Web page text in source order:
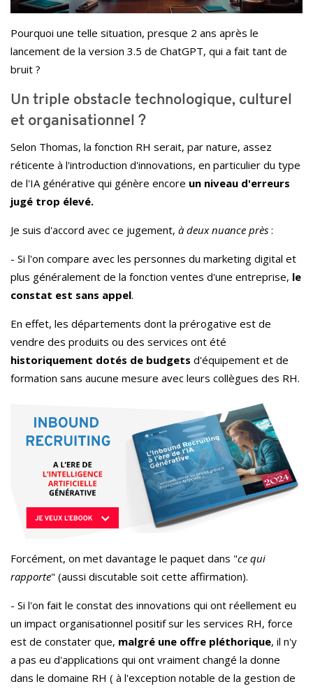
Pourquoi une telle situation, presque 2 ans après le
lancement de la version 3.5 de ChatGPT, qui a fait tant de
bruit ?
Un triple obstacle technologique, culturel
et organisationnel ?
Selon Thomas, la fonction RH serait, par nature, assez
réticente à l'introduction d'innovations, en particulier du type
de l'IA générative qui génère encore un niveau d'erreurs
jugé trop élevé.
Je suis d'accord avec ce jugement, à deux nuance près :
- Si l'on compare avec les personnes du marketing digital et
plus généralement de la fonction ventes d'une entreprise, le
constat est sans appel.
En effet, les départements dont la prérogative est de
vendre des produits ou des services ont été
historiquement dotés de budgets d'équipement et de
formation sans aucune mesure avec leurs collègues des RH.
Forcément, on met davantage le paquet dans "ce qui
rapporte" (aussi discutable soit cette affirmation).
- Si l'on fait le constat des innovations qui ont réellement eu
un impact organisationnel positif sur les services RH, force
est de constater que, malgré une offre pléthorique, il n'y
a pas eu d'applications qui ont vraiment changé la donne
dans le domaine RH ( à l'exception notable de la gestion de